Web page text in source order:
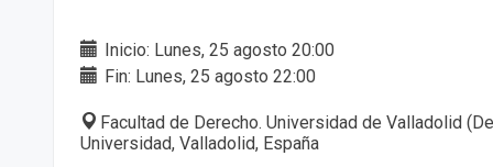
Inicio: Lunes, 25 agosto 20:00
Fin: Lunes, 25 agosto 22:00
Facultad de Derecho. Universidad de Valladolid
Universidad, Valladolid, España